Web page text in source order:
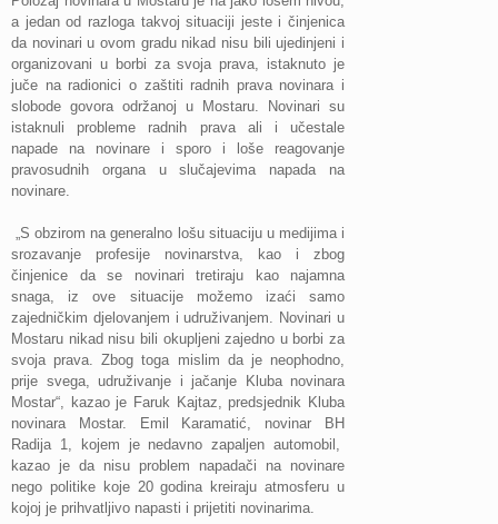
a jedan od razloga takvoj situaciji jeste i činjenica
da novinari u ovom gradu nikad nisu bili ujedinjeni i
organizovani u borbi za svoja prava, istaknuto je
juče na radionici o zaštiti radnih prava novinara i
slobode govora održanoj u Mostaru. Novinari su
istaknuli probleme radnih prava ali i učestale
napade na novinare i sporo i loše reagovanje
pravosudnih organa u slučajevima napada na
novinare.
„S obzirom na generalno lošu situaciju u medijima i
srozavanje profesije novinarstva, kao i zbog
činjenice da se novinari tretiraju kao najamna
snaga, iz ove situacije možemo izaći samo
zajedničkim djelovanjem i udruživanjem. Novinari u
Mostaru nikad nisu bili okupljeni zajedno u borbi za
svoja prava. Zbog toga mislim da je neophodno,
prije svega, udruživanje i jačanje Kluba novinara
Mostar“, kazao je Faruk Kajtaz, predsjednik Kluba
novinara Mostar. Emil Karamatić, novinar BH
Radija 1, kojem je nedavno zapaljen automobil,
kazao je da nisu problem napadači na novinare
nego politike koje 20 godina kreiraju atmosferu u
kojoj je prihvatljivo napasti i prijetiti novinarima.